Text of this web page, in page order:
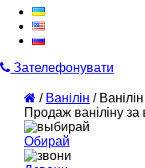
Зателефонувати
/ Ванілін /
Продаж ваніліну
Обирай